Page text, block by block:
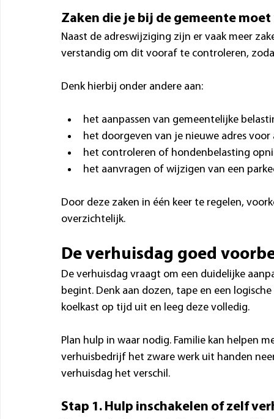
Zaken die je bij de gemeente
Naast de adreswijziging zijn er vaak meer
verstandig om dit vooraf te controleren,
Denk hierbij onder andere aan:
het aanpassen van gemeentelijke
het doorgeven van je nieuwe adres
het controleren of hondenbelasting
het aanvragen of wijzigen van een
Door deze zaken in één keer te regelen,
overzichtelijk.
De verhuisdag goed
De verhuisdag vraagt om een duidelijke
begint. Denk aan dozen, tape en een
koelkast op tijd uit en leeg deze volledig.
Plan hulp in waar nodig. Familie kan helpen
verhuisbedrijf het zware werk uit handen
verhuisdag het verschil.
Stap 1. Hulp inschakelen of zelf